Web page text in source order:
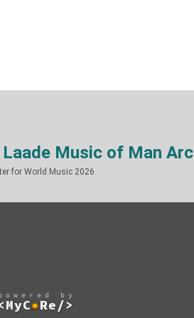
Music of Man
for World Music 2026